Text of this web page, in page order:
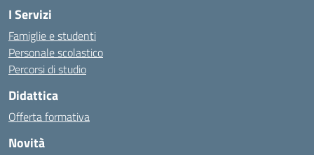
I Servizi
Famiglie e studenti
Personale scolastico
Percorsi di studio
Didattica
Offerta formativa
Novità